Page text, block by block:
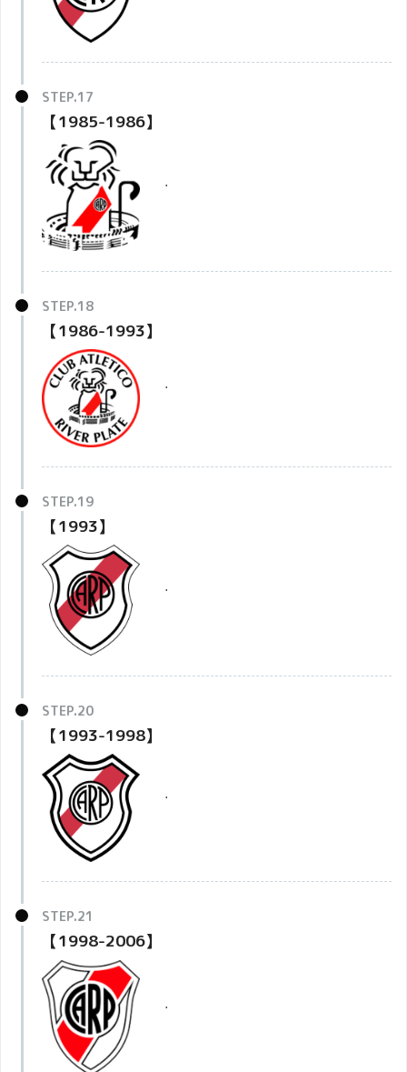
【1985-1986】
・
【1986-1993】
・
【1993】
・
【1993-1998】
・
【1998-2006】
・